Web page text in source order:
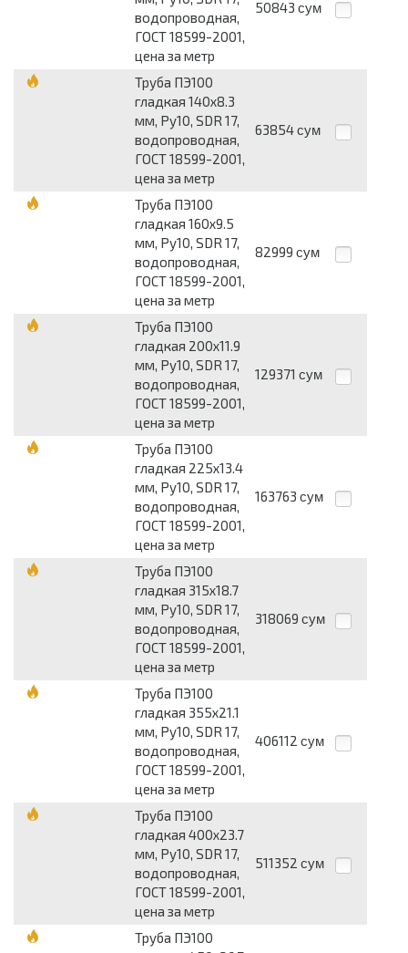
водопроводная,
ГОСТ 18599-2001,
цена за метр
50843 сум
Труба ПЭ100
гладкая 140х8.3
мм, Ру10, SDR 17,
водопроводная,
ГОСТ 18599-2001,
цена за метр
63854 сум
Труба ПЭ100
гладкая 160х9.5
мм, Ру10, SDR 17,
водопроводная,
ГОСТ 18599-2001,
цена за метр
82999 сум
Труба ПЭ100
гладкая 200х11.9
мм, Ру10, SDR 17,
водопроводная,
ГОСТ 18599-2001,
цена за метр
129371 сум
Труба ПЭ100
гладкая 225х13.4
мм, Ру10, SDR 17,
водопроводная,
ГОСТ 18599-2001,
цена за метр
163763 сум
Труба ПЭ100
гладкая 315х18.7
мм, Ру10, SDR 17,
водопроводная,
ГОСТ 18599-2001,
цена за метр
318069 сум
Труба ПЭ100
гладкая 355х21.1
мм, Ру10, SDR 17,
водопроводная,
ГОСТ 18599-2001,
цена за метр
406112 сум
Труба ПЭ100
гладкая 400х23.7
мм, Ру10, SDR 17,
водопроводная,
ГОСТ 18599-2001,
цена за метр
511352 сум
Труба ПЭ100